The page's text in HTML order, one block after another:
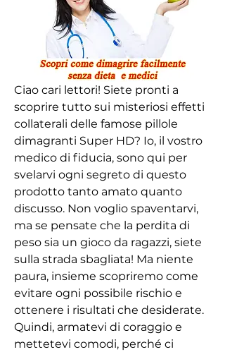
Ciao cari lettori! Siete pronti a
scoprire tutto sui misteriosi effetti
collaterali delle famose pillole
dimagranti Super HD? Io, il vostro
medico di fiducia, sono qui per
svelarvi ogni segreto di questo
prodotto tanto amato quanto
discusso. Non voglio spaventarvi,
ma se pensate che la perdita di
peso sia un gioco da ragazzi, siete
sulla strada sbagliata! Ma niente
paura, insieme scopriremo come
evitare ogni possibile rischio e
ottenere i risultati che desiderate.
Quindi, armatevi di coraggio e
mettetevi comodi, perché ci